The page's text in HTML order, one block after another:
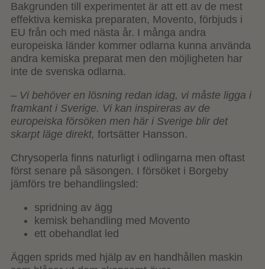
Bakgrunden till experimentet är att ett av de mest
effektiva kemiska preparaten, Movento, förbjuds i
EU från och med nästa år. I många andra
europeiska länder kommer odlarna kunna använda
andra kemiska preparat men den möjligheten har
inte de svenska odlarna.
– Vi behöver en lösning redan idag, vi måste ligga i
framkant i Sverige. Vi kan inspireras av de
europeiska försöken men här i Sverige blir det
skarpt läge direkt, fortsätter Hansson.
Chrysoperla finns naturligt i odlingarna men oftast
först senare på säsongen. I försöket i Borgeby
jämförs tre behandlingsled:
spridning av ägg
kemisk behandling med Movento
ett obehandlat led
Äggen sprids med hjälp av en handhållen maskin